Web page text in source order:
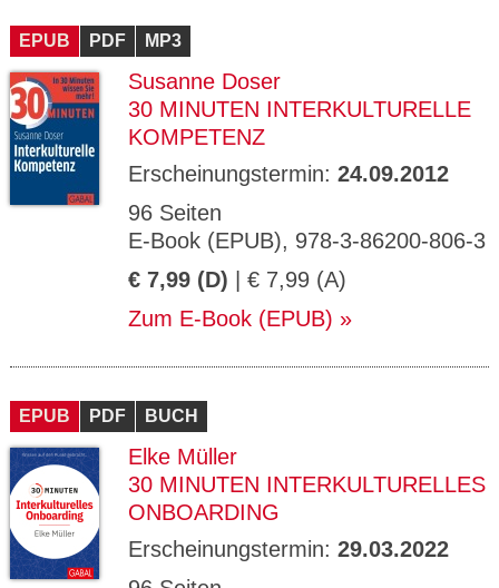
EPUB PDF MP3
Susanne Doser
30 MINUTEN INTERKULTURELLE
KOMPETENZ
Erscheinungstermin: 24.09.2012
96 Seiten
E-Book (EPUB), 978-3-86200-806-3
€ 7,99 (D) | € 7,99 (A)
Zum E-Book (EPUB)
EPUB PDF BUCH
Elke Müller
30 MINUTEN INTERKULTURELLES
ONBOARDING
Erscheinungstermin: 29.03.2022